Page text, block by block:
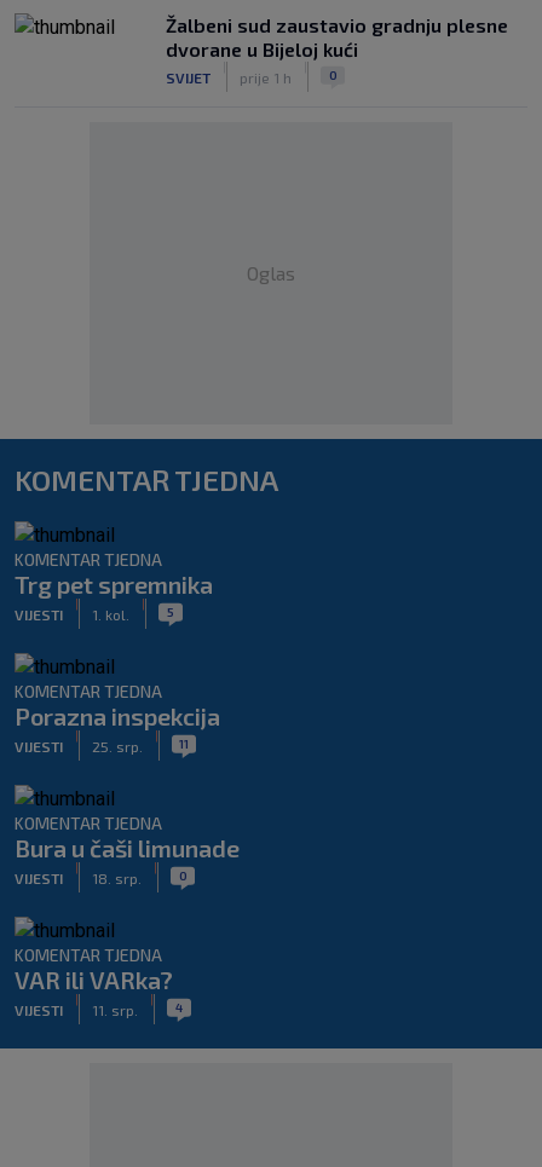
Žalbeni sud zaustavio gradnju plesne
dvorane u Bijeloj kući
SVIJET prije 1 h 0
Oglas
KOMENTAR TJEDNA
KOMENTAR TJEDNA
Trg pet spremnika
VIJESTI 1. kol. 5
KOMENTAR TJEDNA
Porazna inspekcija
VIJESTI 25. srp. 11
KOMENTAR TJEDNA
Bura u čaši limunade
VIJESTI 18. srp. 0
KOMENTAR TJEDNA
VAR ili VARka?
VIJESTI 11. srp. 4